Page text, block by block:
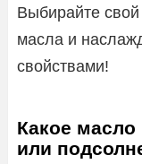
Выбирайте
масла и
свойствами!
Какое
или